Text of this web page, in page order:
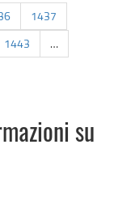
1437
1443
…
su